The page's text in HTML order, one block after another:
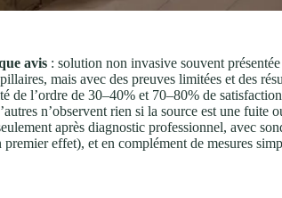
avis : solution non invasive souvent
mais avec des preuves limitées et des
de l’ordre de 30–40% et 70–80% de
n’observent rien si la source est une fuite
après diagnostic professionnel, avec
effet), et en complément de mesures